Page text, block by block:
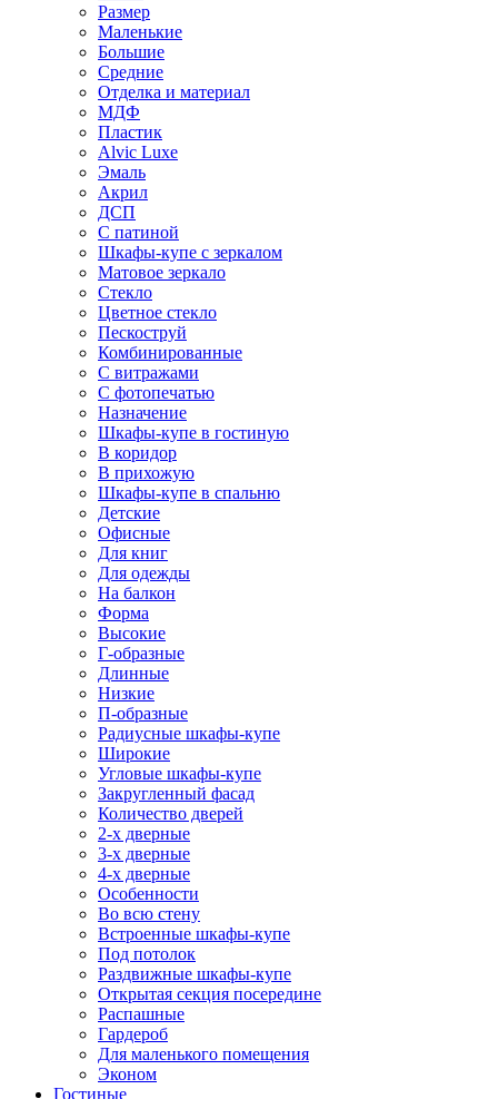
Размер
Маленькие
Большие
Средние
Отделка и материал
МДФ
Пластик
Alvic Luxe
Эмаль
Акрил
ДСП
С патиной
Шкафы-купе с зеркалом
Матовое зеркало
Стекло
Цветное стекло
Пескоструй
Комбинированные
С витражами
С фотопечатью
Назначение
Шкафы-купе в гостиную
В коридор
В прихожую
Шкафы-купе в спальню
Детские
Офисные
Для книг
Для одежды
На балкон
Форма
Высокие
Г-образные
Длинные
Низкие
П-образные
Радиусные шкафы-купе
Широкие
Угловые шкафы-купе
Закругленный фасад
Количество дверей
2-х дверные
3-х дверные
4-х дверные
Особенности
Во всю стену
Встроенные шкафы-купе
Под потолок
Раздвижные шкафы-купе
Открытая секция посередине
Распашные
Гардероб
Для маленького помещения
Эконом
Гостиные